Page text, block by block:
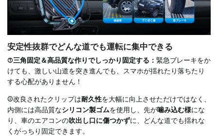
安定性抜群でどんな道でも運転に集中できる
①三角固定＆高品質な作りでしっかり固定する： 緊急ブレーキをか
けても、激しい山道を突き進んでも、スマホが揺れたり落ちたり
する心配がありません！
②改良されたクリップは耐久性を大幅に向上させただけではなく、
内側には高品質なシリコン製ゴムを使用し、先が噛み込む様にな
り、車のエアコンの吹出し口に傷つかずに、どんな道でも揺れな
くがっちり固定できます。